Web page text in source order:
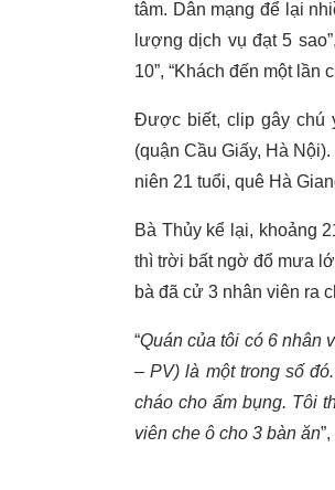
tâm. Dân mạng để lại
lượng dịch vụ đạt 5
10”, “Khách đến một lần
Được biết, clip gây chú
(quận Cầu Giấy, Hà
niên 21 tuổi, quê Hà
Bà Thủy kể lại, khoảng
thì trời bất ngờ đổ mưa
bà đã cử 3 nhân viên ra
“Quán của tôi có 6 nhân
– PV) là một trong số
cháo cho ấm bụng. Tôi
viên che ô cho 3 bàn ăn